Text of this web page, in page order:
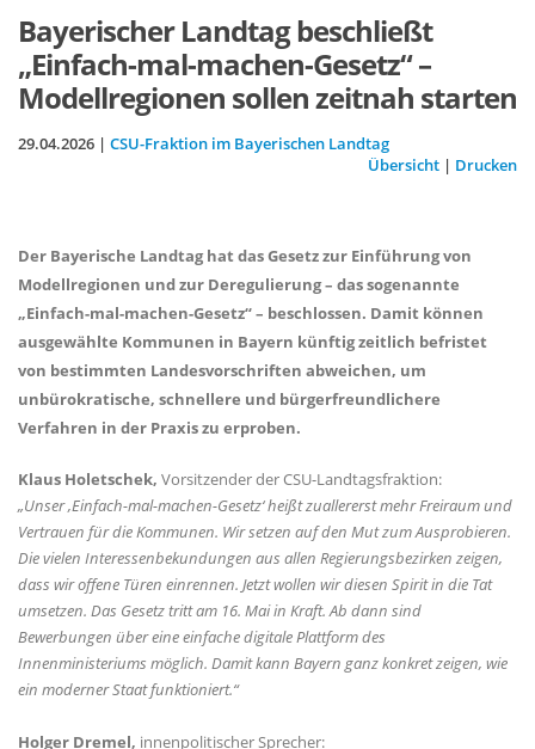
Bayerischer Landtag beschließt
Einfach-mal-machen-Gesetz“ –
Modellregionen sollen zeitnah starten
29.04.2026 | CSU-Fraktion im Bayerischen Landtag
Übersicht | Drucken
Der Bayerische Landtag hat das Gesetz zur Einführung von
Modellregionen und zur Deregulierung – das sogenannte
Einfach-mal-machen-Gesetz“ – beschlossen. Damit können
ausgewählte Kommunen in Bayern künftig zeitlich befristet
von bestimmten Landesvorschriften abweichen, um
unbürokratische, schnellere und bürgerfreundlichere
Verfahren in der Praxis zu erproben.
Klaus Holetschek, Vorsitzender der CSU-Landtagsfraktion:
Unser ‚Einfach-mal-machen-Gesetz‘ heißt zuallererst mehr Freiraum und
Vertrauen für die Kommunen. Wir setzen auf den Mut zum Ausprobieren.
Die vielen Interessenbekundungen aus allen Regierungsbezirken zeigen,
dass wir offene Türen einrennen. Jetzt wollen wir diesen Spirit in die Tat
umsetzen. Das Gesetz tritt am 16. Mai in Kraft. Ab dann sind
Bewerbungen über eine einfache digitale Plattform des
Innenministeriums möglich. Damit kann Bayern ganz konkret zeigen, wie
ein moderner Staat funktioniert.“
Holger Dremel, innenpolitischer Sprecher: